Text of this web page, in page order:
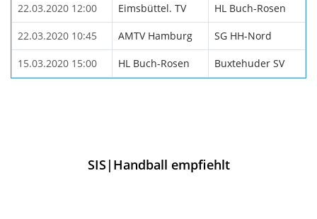
22.03.2020 12:00 Eimsbüttel. TV HL Buch-Rosen
22.03.2020 10:45 AMTV Hamburg SG HH-Nord
15.03.2020 15:00 HL Buch-Rosen Buxtehuder SV
SIS|Handball empfiehlt